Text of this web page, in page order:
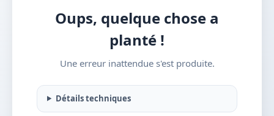
Oups, quelque chose a
planté !
Une erreur inattendue s'est produite.
Détails techniques